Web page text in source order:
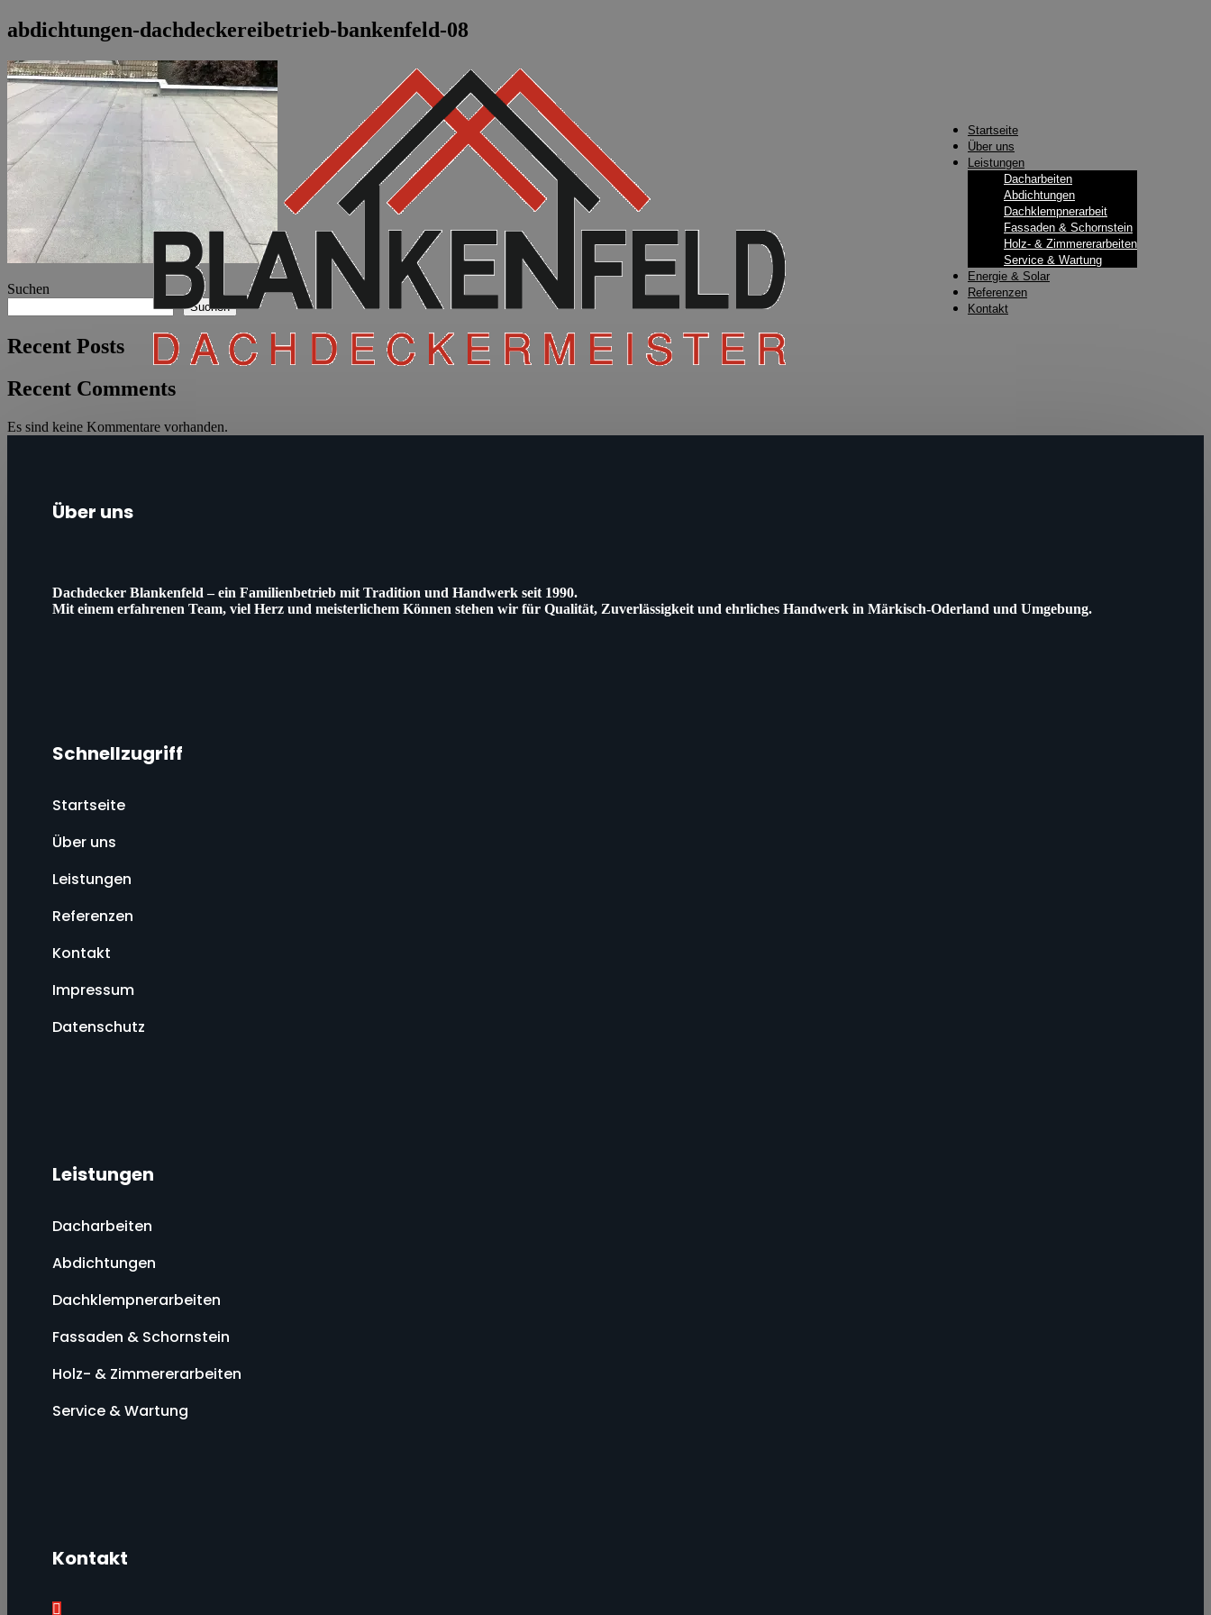
Startseite
Über uns
Leistungen
Dacharbeiten
Abdichtungen
Dachklempnerarbeit
Fassaden & Schornstein
Holz- & Zimmererarbeiten
Service & Wartung
Energie & Solar
Referenzen
Kontakt
abdichtungen-dachdeckereibetrieb-bankenfeld-08
Suchen
Suchen
Recent Posts
Recent Comments
Es sind keine Kommentare vorhanden.
Über uns
Dachdecker Blankenfeld – ein Familienbetrieb mit Tradition und Handwerk seit 1990.
Mit einem erfahrenen Team, viel Herz und meisterlichem Können stehen wir für Qualität, Zuverlässigkeit und ehrliches Handwerk in Märkisch-Oderland und Umgebung.
Schnellzugriff
Startseite
Über uns
Leistungen
Referenzen
Kontakt
Impressum
Datenschutz
Leistungen
Dacharbeiten
Abdichtungen
Dachklempnerarbeiten
Fassaden & Schornstein
Holz- & Zimmererarbeiten
Service & Wartung
Kontakt
